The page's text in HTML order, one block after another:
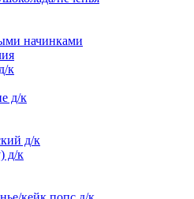
начинками
к
д/к
д/к
д/к